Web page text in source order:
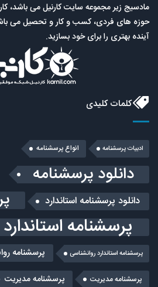
مادسیج زیر مجموعه سایت کارنیل می باشد،
حوزه های فردی، کسب و کار و تحصیل می
آینده بهتری را برای خود بسازید.
کلمات کلیدی
ادبیات پرسشنامه انواع پرسشنامه
دانلود پرسشنامه
دانلود پرسشنامه استاندارد
پرسشنامه استاندارد
پرسشنامه استاندارد روانشناسی پرسشنامه
پرسشنامه مديريت پرسشنامه مدیریت